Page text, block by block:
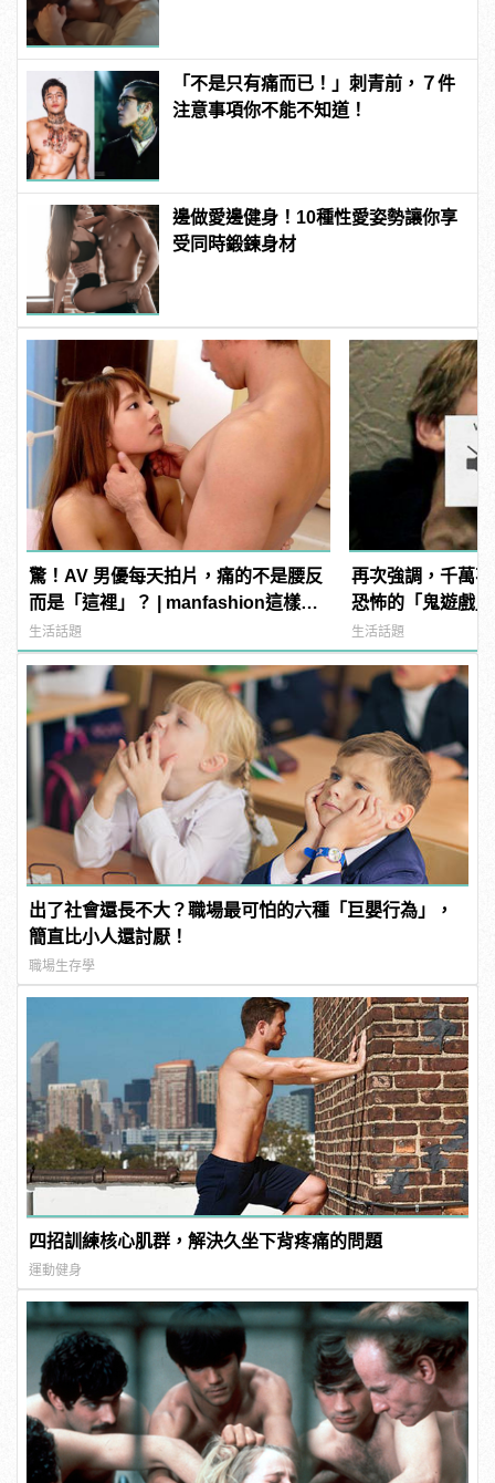
「不是只有痛而已！」刺青前，７件
注意事項你不能不知道！
邊做愛邊健身！10種性愛姿勢讓你享
受同時鍛鍊身材
驚！AV 男優每天拍片，痛的不是腰反
而是「這裡」？ | manfashion這樣變
型男
生活話題
再次強調，千萬
恐怖的「鬼遊戲」
生活話題
出了社會還長不大？職場最可怕的六種「巨嬰行為」，
簡直比小人還討厭！
職場生存學
四招訓練核心肌群，解決久坐下背疼痛的問題
運動健身